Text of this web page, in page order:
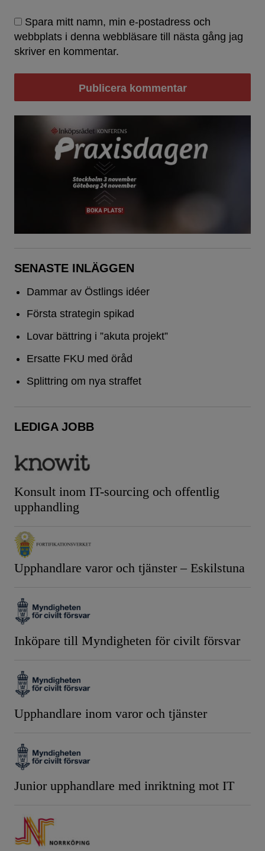
Spara mitt namn, min e-postadress och
webbplats i denna webbläsare till nästa gång jag
skriver en kommentar.
SENASTE INLÄGGEN
Dammar av Östlings idéer
Första strategin spikad
Lovar bättring i ”akuta projekt”
Ersatte FKU med öråd
Splittring om nya straffet
LEDIGA JOBB
Konsult inom IT-sourcing och offentlig
upphandling
Upphandlare varor och tjänster – Eskilstuna
Inköpare till Myndigheten för civilt försvar
Upphandlare inom varor och tjänster
Junior upphandlare med inriktning mot IT